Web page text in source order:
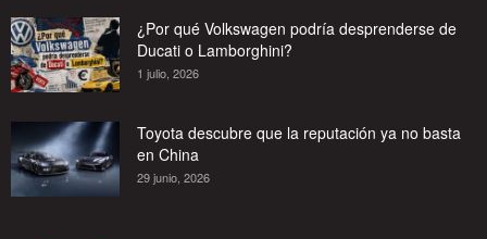
¿Por qué Volkswagen podría desprenderse de
Ducati o Lamborghini?
1 julio, 2026
Toyota descubre que la reputación ya no basta
en China
29 junio, 2026